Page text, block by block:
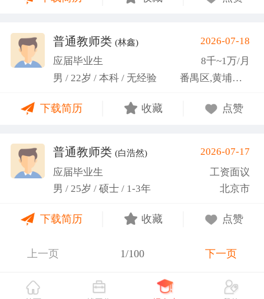
任班级生活委员与课程助管，多次组织班级篮球、羽
关活动。普通教师类 (林鑫)
2026-07-18
应届毕业生
8千~1万/月
男 / 22岁 / 本科 / 无经验
番禺区,黄埔区,越秀区
下载简历 收藏 点赞
普通教师类 (白浩然)
2026-07-17
应届毕业生
工资面议
男 / 25岁 / 硕士 / 1-3年
北京市
下载简历 收藏 点赞
上一页 1/100 下一页